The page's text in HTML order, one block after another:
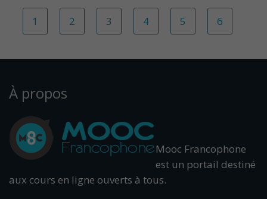
1 2 3 4 5 6
À propos
Mooc Francophone
est un portail destiné
aux cours en ligne ouverts à tous.